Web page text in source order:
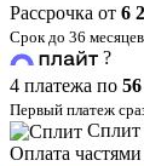
Рассрочка от 6
Срок до 36 месяцев
?
4 платежа по
Первый платеж
Сплит
Оплата